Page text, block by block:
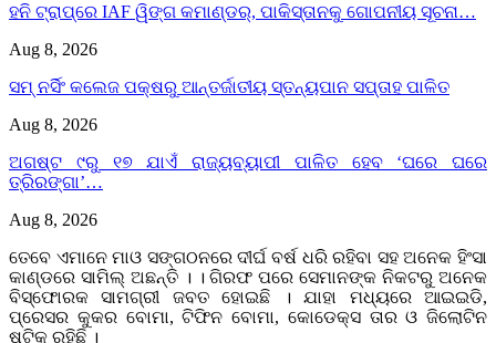
ହନି ଟ୍ରାପ୍‌ରେ IAF ୱିଙ୍ଗ କମାଣ୍ଡର୍, ପାକିସ୍ତାନକୁ ଗୋପନୀୟ ସୂଚନା…
Aug 8, 2026
ସମ୍ ନର୍ସିଂ କଲେଜ ପକ୍ଷରୁ ଆନ୍ତର୍ଜାତୀୟ ସ୍ତନ୍ୟପାନ ସପ୍ତାହ ପାଳିତ
Aug 8, 2026
ଅଗଷ୍ଟ ୯ରୁ ୧୭ ଯାଏଁ ରାଜ୍ୟବ୍ୟାପୀ ପାଳିତ ହେବ ‘ଘରେ ଘରେ
ତ୍ରିରଙ୍ଗା’…
Aug 8, 2026
ତେବେ ଏମାନେ ମାଓ ସଙ୍ଗଠନରେ ଦୀର୍ଘ ବର୍ଷ ଧରି ରହିବା ସହ ଅନେକ ହିଂସା
କାଣ୍ଡରେ ସାମିଲ୍ ଅଛନ୍ତି । । ଗିରଫ ପରେ ସେମାନଙ୍କ ନିକଟରୁ ଅନେକ
ବିସ୍ଫୋରକ ସାମଗ୍ରୀ ଜବତ ହୋଇଛି । ଯାହା ମଧ୍ୟରେ ଆଇଇଡି,
ପ୍ରେସର କୁକର ବୋମା, ଟିଫିନ ବୋମା, କୋଡେକ୍ସ ତାର ଓ ଜିଲୋଟିନ
ଷ୍ଟିକ୍‌ ରହିଛି ।